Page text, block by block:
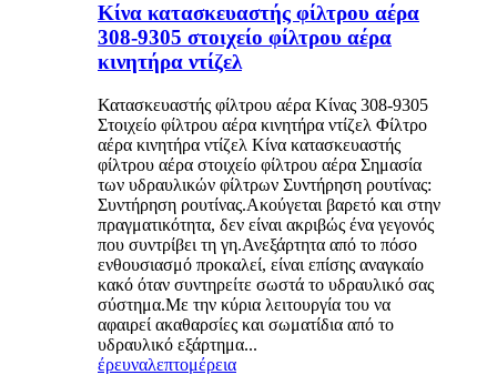
Κίνα κατασκευαστής φίλτρου αέρα
308-9305 στοιχείο φίλτρου αέρα
κινητήρα ντίζελ
Κατασκευαστής φίλτρου αέρα Κίνας 308-9305
Στοιχείο φίλτρου αέρα κινητήρα ντίζελ Φίλτρο
αέρα κινητήρα ντίζελ Κίνα κατασκευαστής
φίλτρου αέρα στοιχείο φίλτρου αέρα Σημασία
των υδραυλικών φίλτρων Συντήρηση ρουτίνας:
Συντήρηση ρουτίνας.Ακούγεται βαρετό και στην
πραγματικότητα, δεν είναι ακριβώς ένα γεγονός
που συντρίβει τη γη.Ανεξάρτητα από το πόσο
ενθουσιασμό προκαλεί, είναι επίσης αναγκαίο
κακό όταν συντηρείτε σωστά το υδραυλικό σας
σύστημα.Με την κύρια λειτουργία του να
αφαιρεί ακαθαρσίες και σωματίδια από το
υδραυλικό εξάρτημα...
έρευναλεπτομέρεια